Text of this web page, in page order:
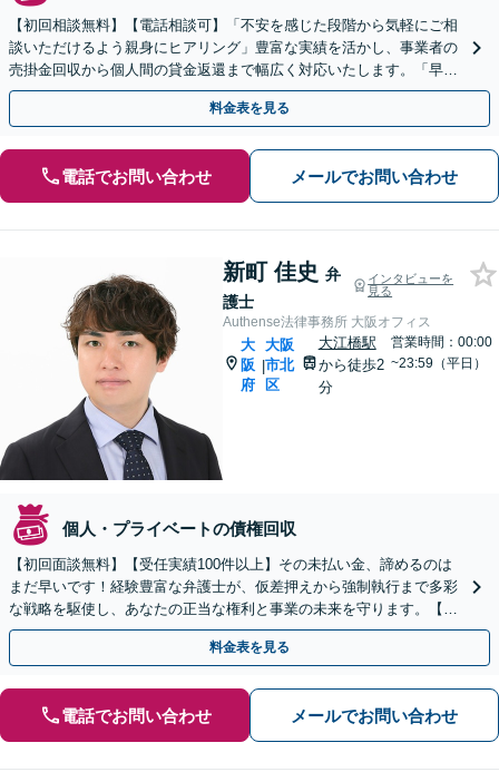
【初回相談無料】【電話相談可】「不安を感じた段階から気軽にご相
談いただけるよう親身にヒアリング」豊富な実績を活かし、事業者の
売掛金回収から個人間の貸金返還まで幅広く対応いたします。「早期
の弁護士介入で最善の結果を」【休日・夜間相談可】
料金表を見る
電話でお問い合わせ メールでお問い合わせ
新町 佳史 弁
護士
インタビューを
見る
Authense法律事務所 大阪オフィス
大
阪
府
|
大阪
市北
区
大江橋駅
から徒歩2
分
営業時間：00:00
~23:59（平日）
個人・プライベートの債権回収
【初回面談無料】【受任実績100件以上】その未払い金、諦めるのは
まだ早いです！経験豊富な弁護士が、仮差押えから強制執行まで多彩
な戦略を駆使し、あなたの正当な権利と事業の未来を守ります。【淀
屋橋駅徒歩5分】
料金表を見る
電話でお問い合わせ メールでお問い合わせ